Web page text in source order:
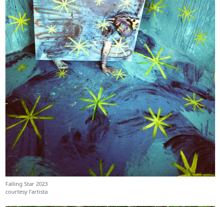
Falling Star 2023
courtesy l’artista